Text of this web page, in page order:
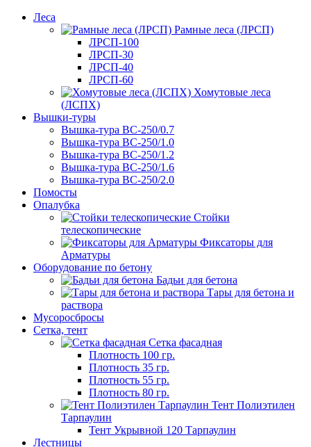
Леса
Рамные леса (ЛРСП)
ЛРСП-100
ЛРСП-30
ЛРСП-40
ЛРСП-60
Хомутовые леса
(ЛСПХ)
Вышки-туры
Вышка-тура ВС-250/0.7
Вышка-тура ВС-250/1.0
Вышка-тура ВС-250/1.2
Вышка-тура ВС-250/1.6
Вышка-тура ВС-250/2.0
Помосты
Опалубка
Стойки
телескопические
Фиксаторы для
Арматуры
Оборудование по бетону
Бадьи для бетона
Тары для бетона и
раствора
Мусороcбросы
Сетка, тент
Сетка фасадная
Плотность 100 гр.
Плотность 35 гр.
Плотность 55 гр.
Плотность 80 гр.
Тент Полиэтилен
Тарпаулин
Тент Укрывной 120 Тарпаулин
Лестницы